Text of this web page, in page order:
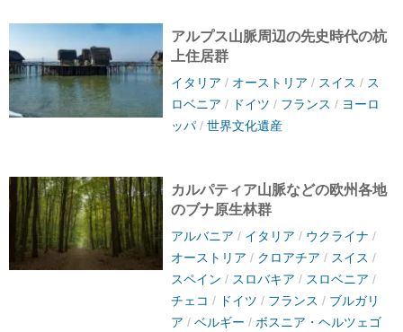
アルプス山脈周辺の先史時代の杭
上住居群
イタリア / オーストリア / スイス / ス
ロベニア / ドイツ / フランス / ヨーロ
ッパ/ 世界文化遺産
カルパティア山脈などの欧州各地
のブナ原生林群
アルバニア / イタリア / ウクライナ /
オーストリア / クロアチア / スイス /
スペイン / スロバキア / スロベニア /
チェコ / ドイツ / フランス / ブルガリ
ア / ベルギー / ボスニア・ヘルツェゴ